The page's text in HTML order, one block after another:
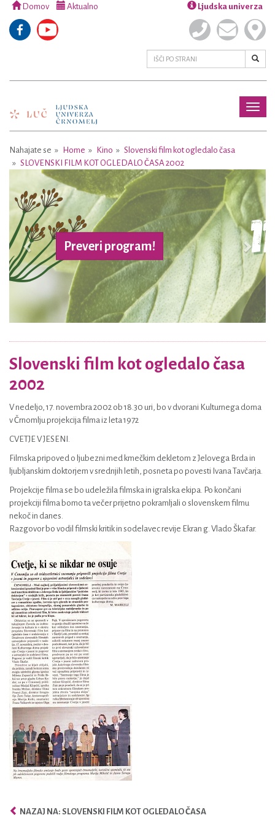
Domov Aktualno Ljudska univerza
Nahajate se Home Kino
Slovenski film kot ogledalo časa
SLOVENSKI FILM KOT OGLEDALO ČASA 2002
Preveri program!
Previous Next
Slovenski film kot ogledalo časa
2002
V nedeljo, 17. novembra 2002 ob 18.30 uri, bo v dvorani Kulturnega doma
v Črnomlju projekcija filma iz leta 1972
CVETJE V JESENI.
Filmska pripoved o ljubezni med kmečkim dekletom z Jelovega Brda in
ljubljanskim doktorjem v srednjih letih, posneta po povesti Ivana Tavčarja.
Projekcije filma se bo udeležila filmska in igralska ekipa. Po končani
projekciji filma bomo ta večer prijetno pokramljali o slovenskem filmu
nekoč in danes.
Razgovor bo vodil filmski kritik in sodelavec revije Ekran g. Vlado Škafar.
NAZAJ NA: SLOVENSKI FILM KOT OGLEDALO ČASA